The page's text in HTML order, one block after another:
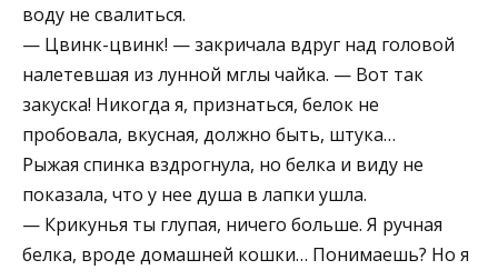
воду не свалиться.
— Цвинк-цвинк! — закричала вдруг над головой
налетевшая из лунной мглы чайка. — Вот так
закуска! Никогда я, признаться, белок не
пробовала, вкусная, должно быть, штука…
Рыжая спинка вздрогнула, но белка и виду не
показала, что у нее душа в лапки ушла.
— Крикунья ты глупая, ничего больше. Я ручная
белка, вроде домашней кошки… Понимаешь? Но я